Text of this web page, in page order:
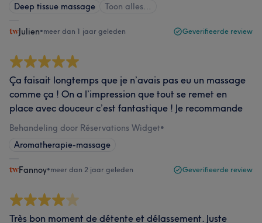
Deep tissue massage
Toon alles…
Julien•meer dan 1 jaar geleden Geverifieerde review
Ça faisait longtemps que je n’avais pas eu un massage
comme ça ! On a l’impression que tout se remet en
place avec douceur c’est fantastique ! Je recommande
Behandeling door Réservations Widget•
Aromatherapie-massage
Fannoy•meer dan 2 jaar geleden Geverifieerde review
Très bon moment de détente et délassement. Juste